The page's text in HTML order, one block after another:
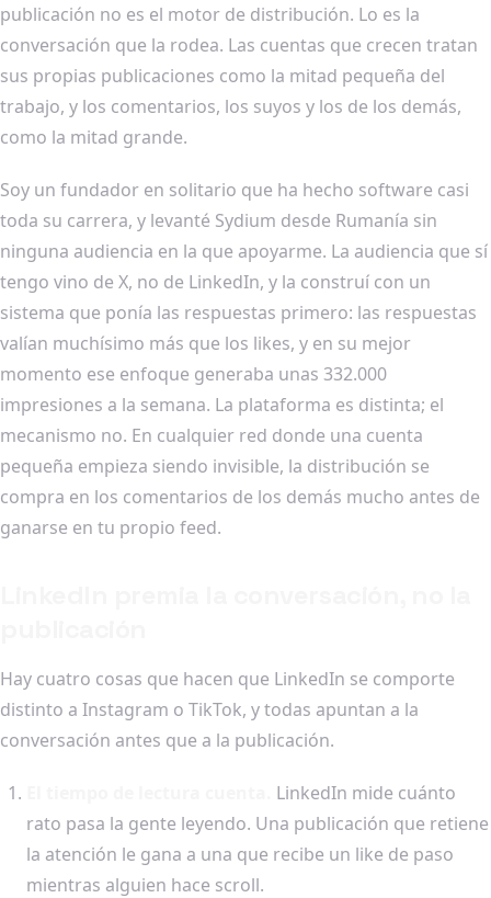
publicación no es el motor de distribución. Lo es la
conversación que la rodea. Las cuentas que crecen tratan
sus propias publicaciones como la mitad pequeña del
trabajo, y los comentarios, los suyos y los de los demás,
como la mitad grande.
Soy un fundador en solitario que ha hecho software casi
toda su carrera, y levanté Sydium desde Rumanía sin
ninguna audiencia en la que apoyarme. La audiencia que sí
tengo vino de X, no de LinkedIn, y la construí con un
sistema que ponía las respuestas primero: las respuestas
valían muchísimo más que los likes, y en su mejor
momento ese enfoque generaba unas 332.000
impresiones a la semana. La plataforma es distinta; el
mecanismo no. En cualquier red donde una cuenta
pequeña empieza siendo invisible, la distribución se
compra en los comentarios de los demás mucho antes de
ganarse en tu propio feed.
Hay cuatro cosas que hacen que LinkedIn se comporte
distinto a Instagram o TikTok, y todas apuntan a la
conversación antes que a la publicación.
LinkedIn mide cuánto
rato pasa la gente leyendo. Una publicación que retiene
la atención le gana a una que recibe un like de paso
mientras alguien hace scroll.